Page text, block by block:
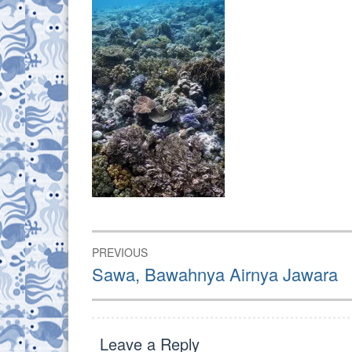
Post
navigation
PREVIOUS
Previous
post:
Sawa, Bawahnya Airnya Jawara
Leave a Reply